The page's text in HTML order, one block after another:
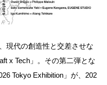
現代の創造性と交差させな
x Tech」。その第二弾とな
Tokyo Exhibition」が、202